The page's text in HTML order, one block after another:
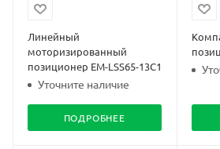
Линейный
моторизированный
позиционер EM-LSS65-13C1
Уточните наличие
ПОДРОБНЕЕ